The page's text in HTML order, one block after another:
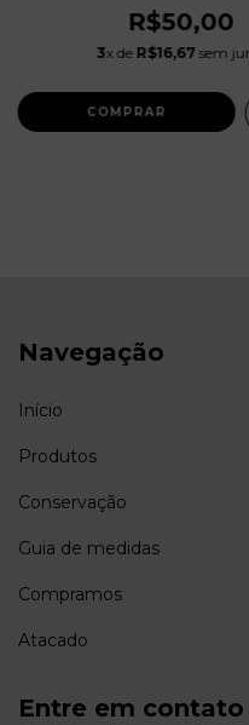
R$50,00
3x de R$16,67sem
Navegação
Início
Produtos
Conservação
Guia de medidas
Compramos
Atacado
Entre em contato